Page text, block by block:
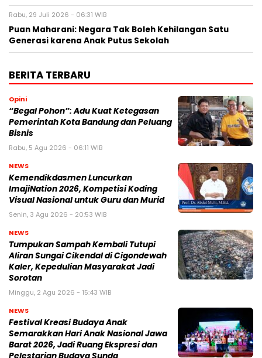
Rabu, 29 Juli 2026 - 06:31 WIB
Puan Maharani: Negara Tak Boleh Kehilangan Satu
Generasi karena Anak Putus Sekolah
BERITA TERBARU
Opini
“Begal Pohon”: Adu Kuat Ketegasan
Pemerintah Kota Bandung dan Peluang
Bisnis
Rabu, 5 Agu 2026 - 06:11 WIB
NEWS
Kemendikdasmen Luncurkan
ImajiNation 2026, Kompetisi Koding
Visual Nasional untuk Guru dan Murid
Senin, 3 Agu 2026 - 20:53 WIB
NEWS
Tumpukan Sampah Kembali Tutupi
Aliran Sungai Cikendal di Cigondewah
Kaler, Kepedulian Masyarakat Jadi
Sorotan
Minggu, 2 Agu 2026 - 15:43 WIB
NEWS
Festival Kreasi Budaya Anak
Semarakkan Hari Anak Nasional Jawa
Barat 2026, Jadi Ruang Ekspresi dan